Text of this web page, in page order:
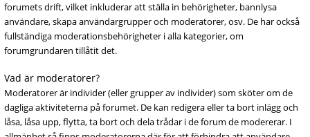
forumets drift, vilket inkluderar att ställa in behörigheter, bannlysa
användare, skapa användargrupper och moderatorer, osv. De har också
fullständiga moderationsbehörigheter i alla kategorier, om
forumgrundaren tillåtit det.
Vad är moderatorer?
Moderatorer är individer (eller grupper av individer) som sköter om de
dagliga aktiviteterna på forumet. De kan redigera eller ta bort inlägg och
låsa, låsa upp, flytta, ta bort och dela trådar i de forum de modererar. I